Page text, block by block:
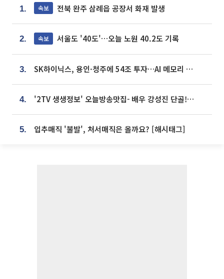
1. 속보 전북 완주 삼례읍 공장서 화재 발생
2. 속보 서울도 '40도'…오늘 노원 40.2도 기록
3. SK하이닉스, 용인·청주에 54조 투자…AI 메모리 생산기지 키운다
4. '2TV 생생정보' 오늘방송맛집- 배우 강성진 단골! 쌀국수ㆍ푸팟퐁 커리 맛집 '블○○○'
5. 입추매직 '불발', 처서매직은 올까요? [해시태그]